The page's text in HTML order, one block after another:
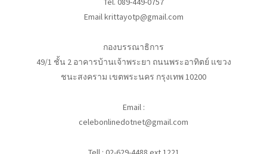
Email krittayotp@gmail.com
กองบรรณาธิการ
49/1 ชั้น 2 อาคารบ้านเจ้าพระยา ถนนพระอาทิตย์ แขวง
ชนะสงคราม เขตพระนคร กรุงเทพ 10200
Email :
celebonlinedotnet@gmail.com